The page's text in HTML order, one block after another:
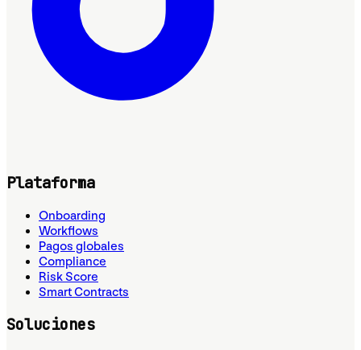
Plataforma
Onboarding
Workflows
Pagos globales
Compliance
Risk Score
Smart Contracts
Soluciones